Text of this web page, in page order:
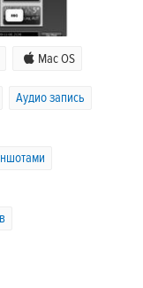
Mac OS
Аудио запись